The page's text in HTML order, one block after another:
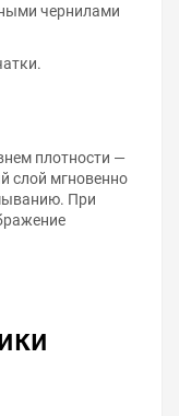
чернилами
плотности —
слой мгновенно
При
температуре
попадания на
WWM